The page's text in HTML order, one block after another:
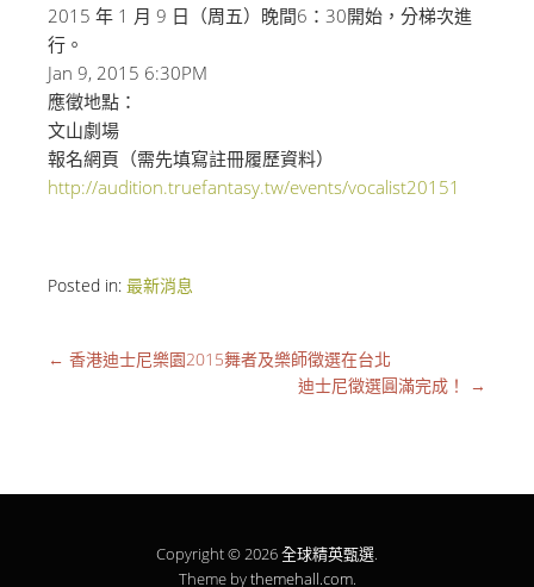
2015 年 1 月 9 日（周五）晚間6：30開始，分梯次進
行。
Jan 9, 2015 6:30PM
應徵地點：
文山劇場
報名網頁（需先填寫註冊履歷資料）
http://audition.truefantasy.tw/events/vocalist20151
Posted in: 最新消息
← 香港迪士尼樂園2015舞者及樂師徵選在台北
迪士尼徵選圓滿完成！
→
Copyright © 2026全球精英甄選.
Theme bythemehall.com.